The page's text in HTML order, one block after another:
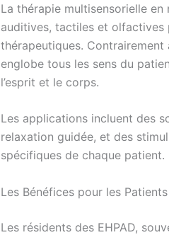
La thérapie multisensorielle
auditives, tactiles et olfactives
thérapeutiques.
englobe tous les sens du
l’esprit et le corps.
Les applications incluent des
relaxation guidée, et des
spécifiques de chaque patient.
Les Bénéfices pour les Patients
Les résidents des EHPAD,